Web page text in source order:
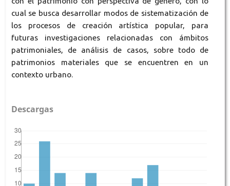
cual se busca desarrollar modos de sistematización de
los procesos de creación artística popular, para
futuras investigaciones relacionadas con ámbitos
patrimoniales, de análisis de casos, sobre todo de
patrimonios materiales que se encuentren en un
contexto urbano.
Descargas